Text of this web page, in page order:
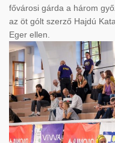
fővárosi gárda a három
az öt gólt szerző Hajdú
Eger ellen.